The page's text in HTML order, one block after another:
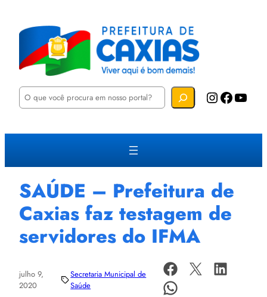
P
u
a
Instagram Facebook YouTube
SAÚDE – Prefeitura de
Caxias faz testagem de
servidores do IFMA
julho 9,
2020
Secretaria Municipal de
Saúde